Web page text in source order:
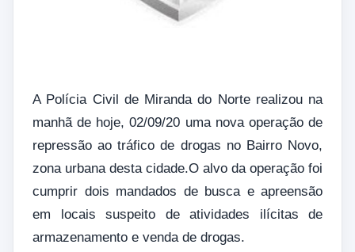
A Polícia Civil de Miranda do Norte realizou na
manhã de hoje, 02/09/20 uma nova operação de
repressão ao tráfico de drogas no Bairro Novo,
zona urbana desta cidade.O alvo da operação foi
cumprir dois mandados de busca e apreensão
em locais suspeito de atividades ilícitas de
armazenamento e venda de drogas.